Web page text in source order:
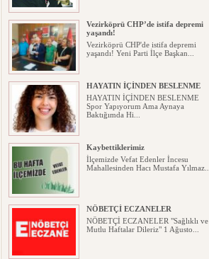
Vezirköprü CHP’de istifa depremi
yaşandı!
Vezirköprü CHP'de istifa depremi
yaşandı! Yeni Parti İlçe Başkan...
HAYATIN İÇİNDEN BESLENME
HAYATIN İÇİNDEN BESLENME
Spor Yapıyorum Ama Aynaya
Baktığımda Hi...
Kaybettiklerimiz
İlçemizde Vefat Edenler İncesu
Mahallesinden Hacı Mustafa Yılmaz...
NÖBETÇİ ECZANELER
NÖBETÇİ ECZANELER "Sağlıklı ve
Mutlu Haftalar Dileriz" 1 Ağusto...